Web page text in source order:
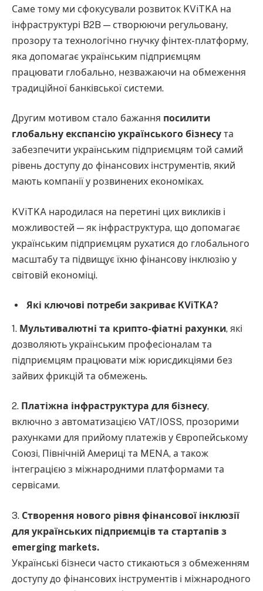
Саме тому ми сфокусували розвиток KViTKA на
інфраструктурі B2B — створюючи регульовану,
прозору та технологічно гнучку фінтех-платформу,
яка допомагає українським підприємцям
працювати глобально, незважаючи на обмеження
традиційної банківської системи.
Другим мотивом стало бажання посилити
глобальну експансію українського бізнесу та
забезпечити українським підприємцям той самий
рівень доступу до фінансових інструментів, який
мають компанії у розвинених економіках.
KViTKA народилася на перетині цих викликів і
можливостей — як інфраструктура, що допомагає
українським підприємцям рухатися до глобального
масштабу та підвищує їхню фінансову інклюзію у
світовій економіці.
Які ключові потреби закриває KViTKA?
1. Мультивалютні та крипто-фіатні рахунки, які
дозволяють українським професіоналам та
підприємцям працювати між юрисдикціями без
зайвих фрикцій та обмежень.
2. Платіжна інфраструктура для бізнесу,
включно з автоматизацією VAT/IOSS, прозорими
рахунками для прийому платежів у Європейському
Союзі, Північній Америці та MENA, а також
інтеграцією з міжнародними платформами та
сервісами.
3. Створення нового рівня фінансової інклюзії
для українських підприємців та стартапів з
emerging markets.
Українські бізнеси часто стикаються з обмеженням
доступу до фінансових інструментів і міжнародного